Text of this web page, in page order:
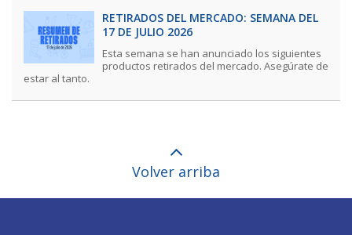
RETIRADOS DEL MERCADO: SEMANA DEL
17 DE JULIO 2026
Esta semana se han anunciado los siguientes
productos retirados del mercado. Asegúrate de
estar al tanto.
Volver arriba